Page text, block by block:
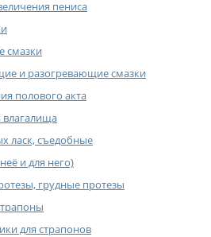
пениса
смазки
и разогревающие смазки
полового акта
влагалища
ласк, съедобные
и для него)
грудные протезы
для страпонов